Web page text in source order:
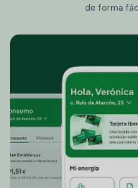
de forma